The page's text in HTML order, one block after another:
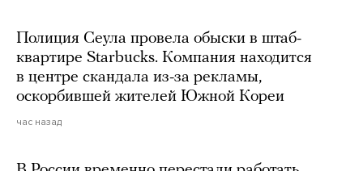
Полиция Сеула провела обыски в штаб-
квартире Starbucks. Компания находится
в центре скандала из-за рекламы,
оскорбившей жителей Южной Кореи
час назад